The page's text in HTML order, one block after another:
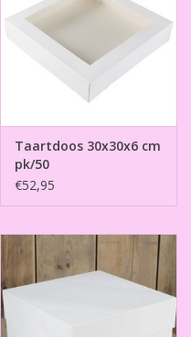
Taartdoos 30x30x6 cm
pk/50
€52,95